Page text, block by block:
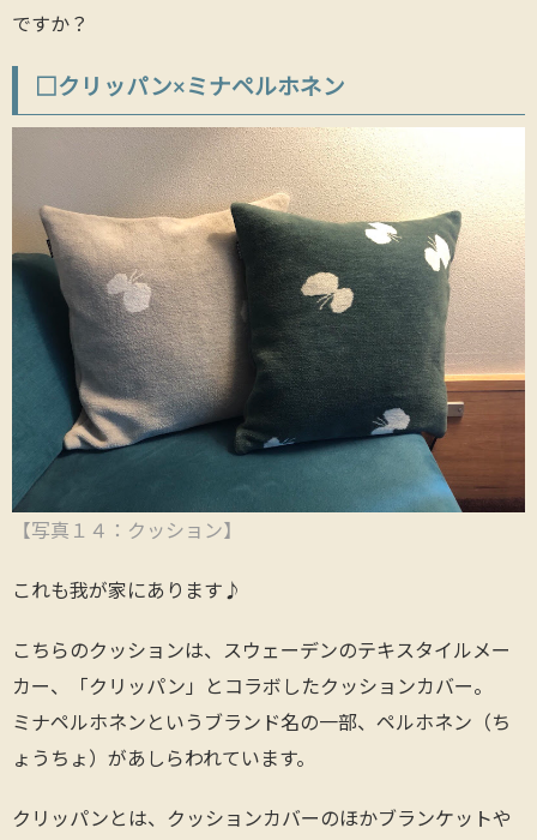
ですか？
□クリッパン×ミナペルホネン
【写真１４：クッション】
これも我が家にあります♪
こちらのクッションは、スウェーデンのテキスタイルメー
カー、「クリッパン」とコラボしたクッションカバー。
ミナペルホネンというブランド名の一部、ペルホネン（ち
ょうちょ）があしらわれています。
クリッパンとは、クッションカバーのほかブランケットや